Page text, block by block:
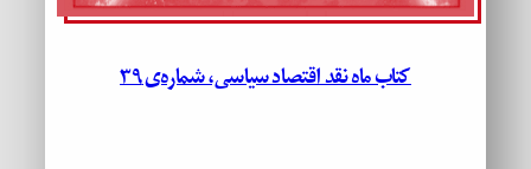
کتاب ماه نقد اقتصاد سیاسی، شماره‌ی ۳۹